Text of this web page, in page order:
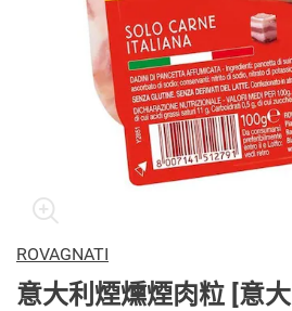
ROVAGNATI
意大利煙燻煙肉粒 [意大